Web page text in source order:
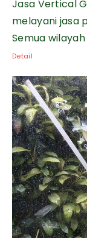
Jasa Vertical
melayani jasa
Semua
Detail